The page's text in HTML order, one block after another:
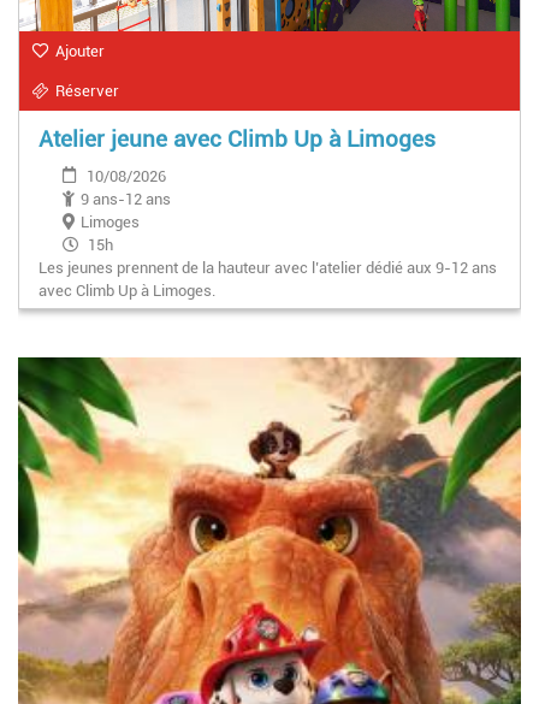
Ajouter
Réserver
Atelier jeune avec Climb Up à Limoges
10/08/2026
9 ans-12 ans
Limoges
15h
16h
14h45
14h
Les jeunes prennent de la hauteur avec l’atelier dédié aux 9-12 ans
avec Climb Up à Limoges.